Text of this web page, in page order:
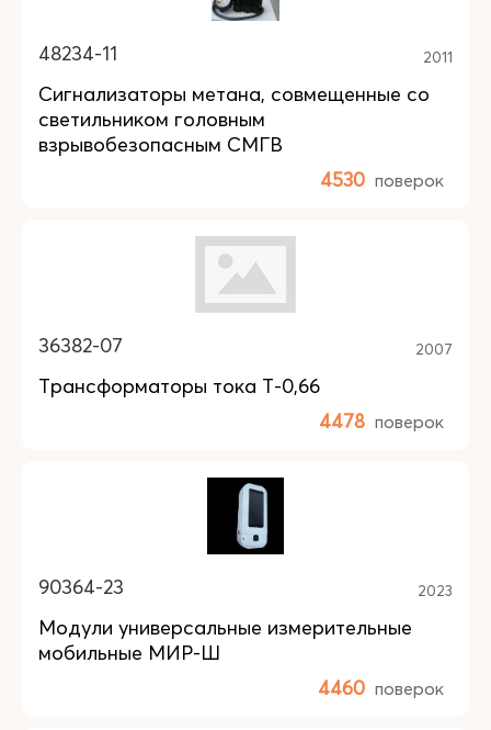
48234-11 2011
Сигнализаторы метана, совмещенные со
светильником головным
взрывобезопасным СМГВ
4530 поверок
36382-07 2007
Трансформаторы тока Т-0,66
4478 поверок
90364-23 2023
Модули универсальные измерительные
мобильные МИР-Ш
4460 поверок